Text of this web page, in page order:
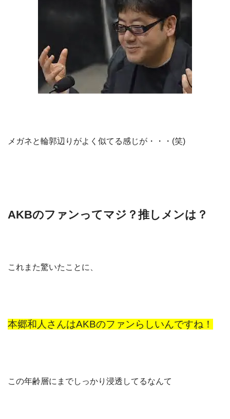
メガネと輪郭辺りがよく似てる感じが・・・(笑)
AKBのファンってマジ？推しメンは？
これまた驚いたことに、
本郷和人さんはAKBのファンらしいんですね！
この年齢層にまでしっかり浸透してるなんて